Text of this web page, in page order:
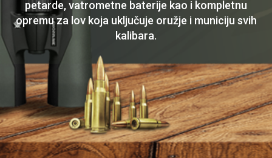
petarde, vatrometne baterije kao i kompletnu
opremu za lov koja uključuje oružje i municiju svih
kalibara.